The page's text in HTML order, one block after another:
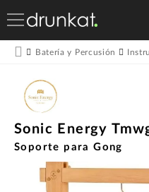
Batería y Percusión
Sonic Energy
Soporte para Gong